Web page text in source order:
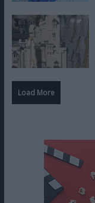
Load More